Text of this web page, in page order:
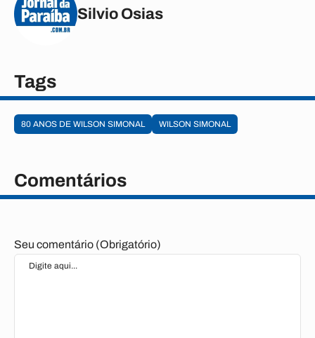
Silvio Osias
Tags
80 ANOS DE WILSON SIMONAL WILSON SIMONAL
Comentários
Seu comentário (Obrigatório)